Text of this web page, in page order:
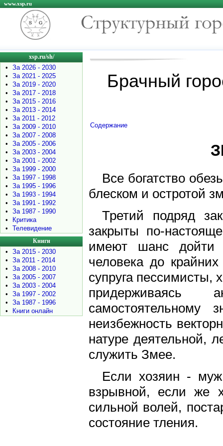
www.xsp.ru
xsp.ru/sh/
•
За 2026 - 2030
•
За 2021 - 2025
•
За 2019 - 2020
•
За 2017 - 2018
•
За 2015 - 2016
•
За 2013 - 2014
•
За 2011 - 2012
•
За 2009 - 2010
•
За 2007 - 2008
•
За 2005 - 2006
•
За 2003 - 2004
•
За 2001 - 2002
•
За 1999 - 2000
•
За 1997 - 1998
•
За 1995 - 1996
•
За 1993 - 1994
•
За 1991 - 1992
•
За 1987 - 1990
•
Критика
•
Телевидение
Книги
•
За 2015 - 2030
•
За 2011 - 2014
•
За 2008 - 2010
•
За 2005 - 2007
•
За 2003 - 2004
•
За 1997 - 2002
•
За 1987 - 1996
•
Книги онлайн
Брачный
Содержание
Все богатство
блеском и остротой
Третий подряд
закрыты по-
имеют шанс дойти
человека до
супруга пессимисты,
придерживаясь
самостоятельному
неизбежность
натуре деятельной,
служить Змее.
Если хозяин -
взрывной, если же
сильной волей,
состояние тления.